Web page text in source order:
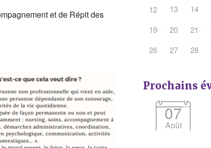
et de Répit des
12
13 14
19
20 21
26
27 28
Prochains
07
Août